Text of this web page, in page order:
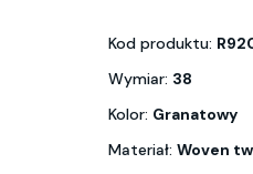
Kod produktu:
Wymiar: 38
Kolor: Granatowy
Materiał: Woven